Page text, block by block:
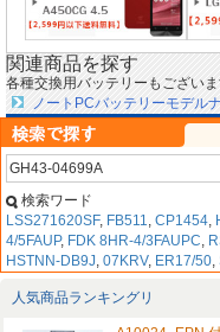
関連商品を探す
各種交換用バッテリーもございま
ノートPCバッテリーモデル
検索ワード
LSS271620SF, FB511, CP1454,
4/5FAUP, FDK 8HR-4/3FAUPC,
HSTNN-DB9J, 07KRV, ER17/50,
人気商品ランキングリ